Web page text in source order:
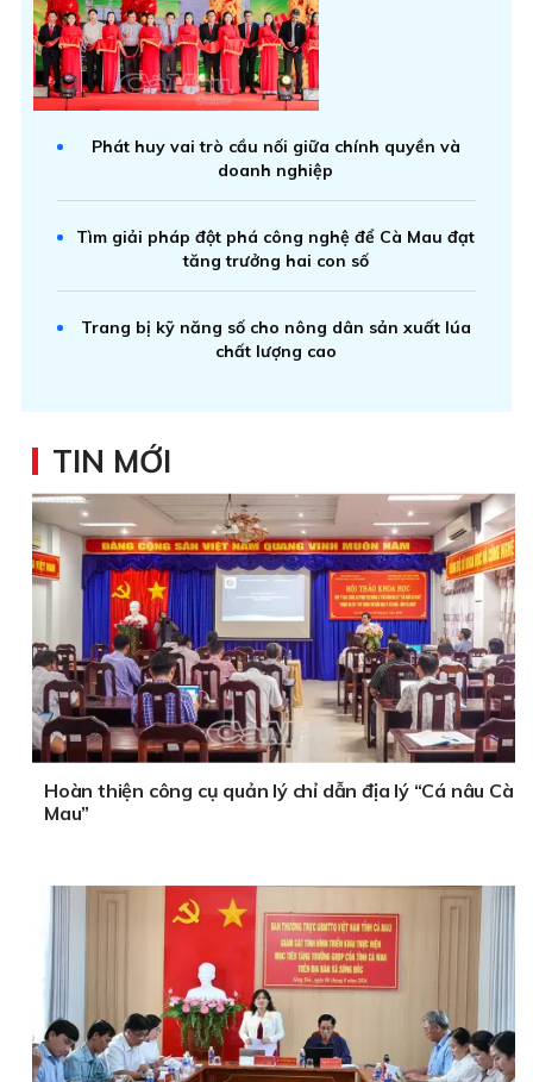
Phát huy vai trò cầu nối giữa chính quyền và
doanh nghiệp
Tìm giải pháp đột phá công nghệ để Cà Mau đạt
tăng trưởng hai con số
Trang bị kỹ năng số cho nông dân sản xuất lúa
chất lượng cao
TIN MỚI
Hoàn thiện công cụ quản lý chỉ dẫn địa lý “Cá nâu Cà
Mau”